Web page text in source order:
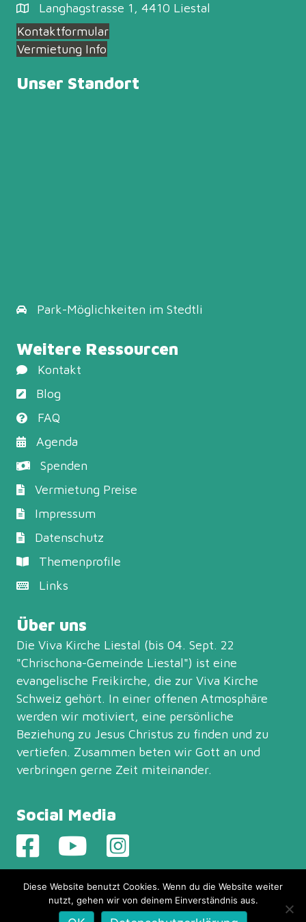
Langhagstrasse 1, 4410 Liestal
Kontaktformular
Vermietung Info
Unser Standort
Park-Möglichkeiten im Stedtli
Weitere Ressourcen
Kontakt
Blog
FAQ
Agenda
Spenden
Vermietung Preise
Impressum
Datenschutz
Themenprofile
Links
Über uns
Die Viva Kirche Liestal (bis 04. Sept. 22
"Chrischona-Gemeinde Liestal") ist eine
evangelische Freikirche, die zur Viva Kirche
Schweiz gehört. In einer offenen Atmosphäre
werden wir motiviert, eine persönliche
Beziehung zu Jesus Christus zu finden und zu
vertiefen. Zusammen beten wir Gott an und
verbringen gerne Zeit miteinander.
Social Media
© 2026 Viva Kirche Liestal – Alle Rechte vorbehalten.
Diese Website benutzt Cookies. Wenn du die Website weiter
nutzt, gehen wir von deinem Einverständnis aus.